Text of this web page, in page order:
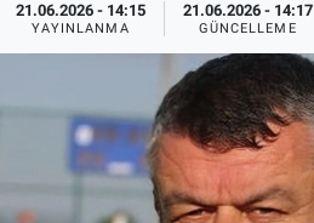
21.06.2026 - 14:15
YAYINLANMA
21.06.2026 - 14:17
GÜNCELLEME